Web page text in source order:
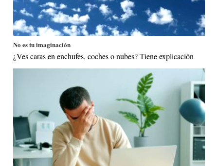
No es tu imaginación
¿Ves caras en enchufes, coches o nubes? Tiene explicación